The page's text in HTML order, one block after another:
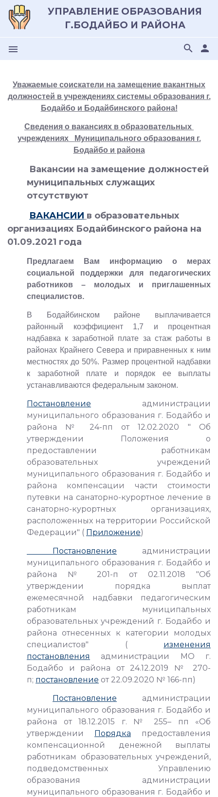
УПРАВЛЕНИЕ ОБРАЗОВАНИЯ
Г.БОДАЙБО И РАЙОНА
menu person
search
Уважаемые соискатели на замещение вакантных
должностей в учреждениях системы образования г.
Бодайбо и Бодайбинского района!
Сведения о вакансиях в образовательных
учреждениях
Муниципального образования г.
Бодайбо и района
Вакансии на замещение должностей
муниципальных служащих
отсутствуют
ВАКАНСИИ в образовательных
организациях Бодайбинского района на
01.09.2021 года
Предлагаем Вам информацию о мерах
социальной поддержки для педагогических
работников – молодых и приглашенных
специалистов.
В Бодайбинском районе выплачивается
районный коэффициент 1,7 и процентная
надбавка к заработной плате за стаж работы в
районах Крайнего Севера и приравненных к ним
местностях до 50%. Размер процентной надбавки
к заработной плате и порядок ее выплаты
устанавливаются федеральным законом.
Постановление администрации
муниципального образования г. Бодайбо и
района № 24-пп от 12.02.2020 " Об
утверждении Положения о
предоставлении работникам
образовательных учреждений
муниципального образования г. Бодайбо и
района компенсации части стоимости
путевки на санаторно-курортное лечение в
санаторно-курортных организациях,
расположенных на территории Российской
Федерации" ( Приложение)
Постановление администрации
муниципального образования г. Бодайбо и
района № 201-п от 02.11.2018 "Об
утверждении порядка выплат
ежемесячной надбавки педагогическим
работникам муниципальных
образовательных учреждений г. Бодайбо и
района отнесенных к категории молодых
специалистов" ( изменения
постановления
администрации МО г.
Бодайбо и района от 24.12.2019 № 270-
п; постановление от 22.09.2020 № 166-пп)
Постановление администрации
муниципального образования г. Бодайбо и
района от 18.12.2015 г. № 255– пп «Об
утверждении Порядка предоставления
компенсационной денежной выплаты
работникам образовательных учреждений,
подведомственных Управлению
образования администрации
муниципального образования г. Бодайбо и